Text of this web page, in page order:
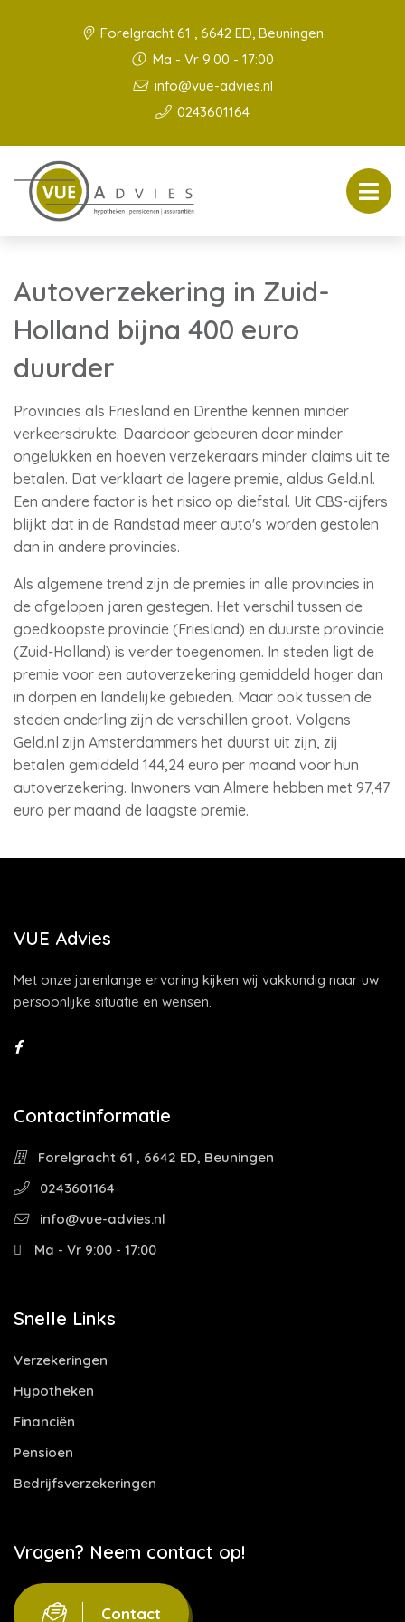
Forelgracht 61 , 6642 ED, Beuningen
Ma - Vr 9:00 - 17:00
info@vue-advies.nl
0243601164
Autoverzekering in Zuid-
Holland bijna 400 euro
duurder
Provincies als Friesland en Drenthe kennen minder
verkeersdrukte. Daardoor gebeuren daar minder
ongelukken en hoeven verzekeraars minder claims uit te
betalen. Dat verklaart de lagere premie, aldus Geld.nl.
Een andere factor is het risico op diefstal. Uit CBS-cijfers
blijkt dat in de Randstad meer auto's worden gestolen
dan in andere provincies.
Als algemene trend zijn de premies in alle provincies in
de afgelopen jaren gestegen. Het verschil tussen de
goedkoopste provincie (Friesland) en duurste provincie
(Zuid-Holland) is verder toegenomen. In steden ligt de
premie voor een autoverzekering gemiddeld hoger dan
in dorpen en landelijke gebieden. Maar ook tussen de
steden onderling zijn de verschillen groot. Volgens
Geld.nl zijn Amsterdammers het duurst uit zijn, zij
betalen gemiddeld 144,24 euro per maand voor hun
autoverzekering. Inwoners van Almere hebben met 97,47
euro per maand de laagste premie.
VUE Advies
Met onze jarenlange ervaring kijken wij vakkundig naar uw
persoonlijke situatie en wensen.
Contactinformatie
Forelgracht 61 , 6642 ED, Beuningen
0243601164
info@vue-advies.nl
Ma - Vr 9:00 - 17:00
Snelle Links
Verzekeringen
Hypotheken
Financiën
Pensioen
Bedrijfsverzekeringen
Vragen? Neem contact op!
Contact